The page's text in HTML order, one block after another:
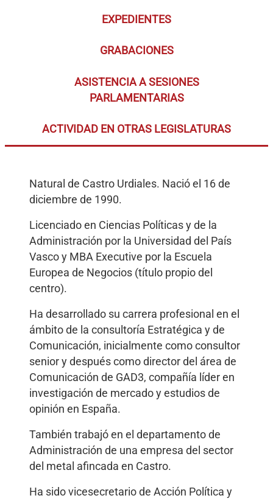
EXPEDIENTES
GRABACIONES
ASISTENCIA A SESIONES
PARLAMENTARIAS
ACTIVIDAD EN OTRAS LEGISLATURAS
Natural de Castro Urdiales. Nació el 16 de
diciembre de 1990.
Licenciado en Ciencias Políticas y de la
Administración por la Universidad del País
Vasco y MBA Executive por la Escuela
Europea de Negocios (título propio del
centro).
Ha desarrollado su carrera profesional en el
ámbito de la consultoría Estratégica y de
Comunicación, inicialmente como consultor
senior y después como director del área de
Comunicación de GAD3, compañía líder en
investigación de mercado y estudios de
opinión en España.
También trabajó en el departamento de
Administración de una empresa del sector
del metal afincada en Castro.
Ha sido vicesecretario de Acción Política y